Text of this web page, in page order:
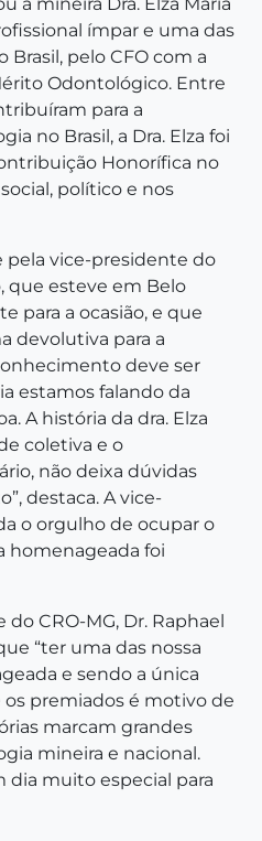
ímpar e uma das
Brasil, pelo CFO com a
Odontológico. Entre
para a
no Brasil, a Dra. Elza foi
Honorífica no
político e nos
pela vice-presidente do
que esteve em Belo
para a ocasião, e que
devolutiva para a
deve ser
estamos falando da
A história da dra. Elza
coletiva e o
não deixa dúvidas
destaca. A vice-
o orgulho de ocupar o
homenageada foi
CRO-MG, Dr. Raphael
“ter uma das nossa
e sendo a única
premiados é motivo de
marcam grandes
mineira e nacional.
dia muito especial para